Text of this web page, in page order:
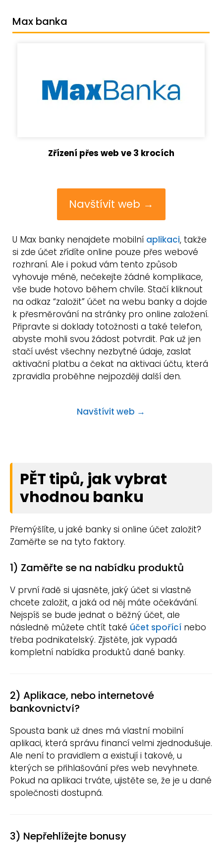
Max banka
Zřízení přes web ve 3 krocích
Navštívit web →
U Max banky nenajdete mobilní aplikaci, takže
si zde účet zřídíte online pouze přes webové
rozhraní. Ale i pokud vám tento způsob
vyhovuje méně, nečekejte žádné komplikace,
vše bude hotovo během chvíle. Stačí kliknout
na odkaz “založit” účet na webu banky a dojde
k přesměrování na stránky pro online založení.
Připravte si doklady totožnosti a také telefon,
abyste mohli svou žádost potvrdit. Pak už jen
stačí uvést všechny nezbytné údaje, zaslat
aktivační platbu a čekat na aktivaci účtu, která
zpravidla proběhne nejpozději další den.
Navštívit web →
PĚT tipů, jak vybrat
vhodnou banku
Přemýšlíte, u jaké banky si online účet založit?
Zaměřte se na tyto faktory.
1) Zaměřte se na nabídku produktů
V první řadě si ujasněte, jaký účet si vlastně
chcete založit, a jaká od něj máte očekávání.
Nejspíš se bude jednat o běžný účet, ale
následně můžete chtít také účet spořící nebo
třeba podnikatelský. Zjistěte, jak vypadá
kompletní nabídka produktů dané banky.
2) Aplikace, nebo internetové
bankovnictví?
Spousta bank už dnes má vlastní mobilní
aplikaci, která správu financí velmi zjednodušuje.
Ale není to pravidlem a existují i takové, u
kterých se přihlašování přes web nevyhnete.
Pokud na aplikaci trváte, ujistěte se, že je u dané
společnosti dostupná.
3) Nepřehlížejte bonusy